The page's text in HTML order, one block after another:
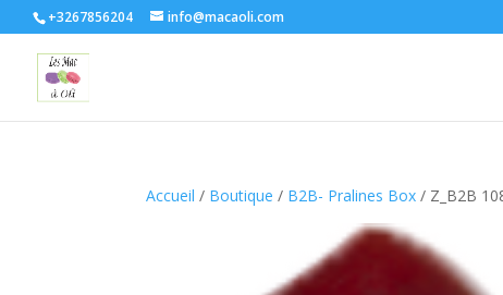
+3267856204 info@macaoli.com
Accueil / Boutique / B2B- Pralines Box / Z_B2B